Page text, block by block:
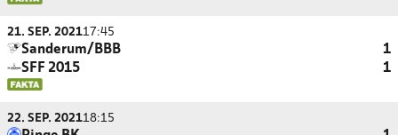
21. SEP. 202117:45
Sanderum/BBB
1
SFF 2015
1
22. SEP. 202118:15